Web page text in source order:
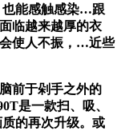
也能感触感染…跟
临越来越厚的衣
使人不振，…近些
前于剁手之外的
是一款扫、吸、
的再次升级。或